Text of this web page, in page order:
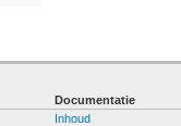
Documentatie
Inhoud